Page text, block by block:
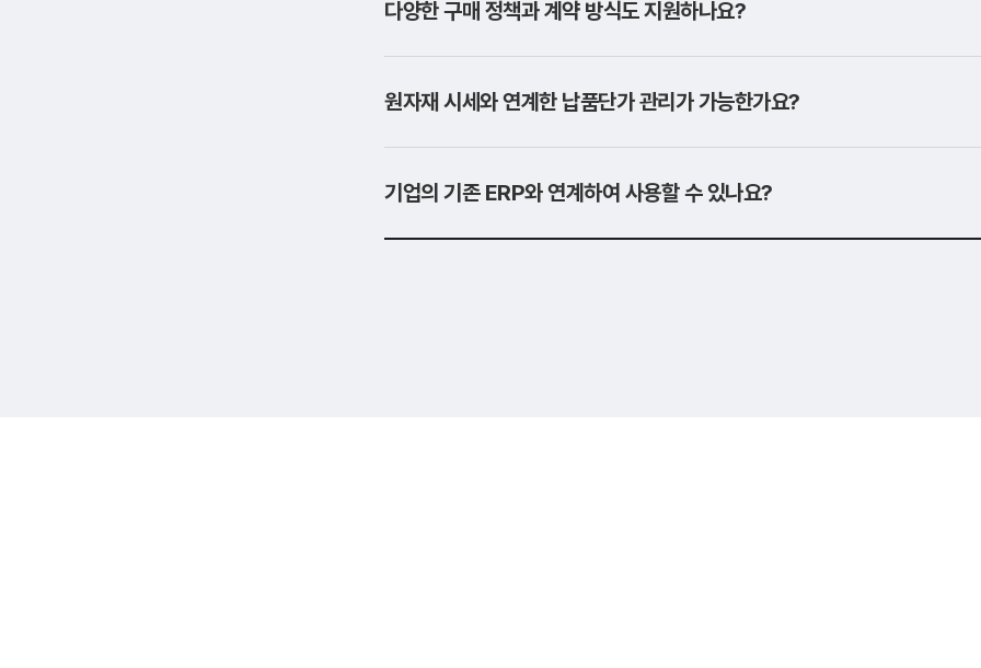
다양한 구매 정책과 계약 방식도 지원하나요?
원자재 시세와 연계한 납품단가 관리가 가능한가요?
기업의 기존 ERP와 연계하여 사용할 수 있나요?